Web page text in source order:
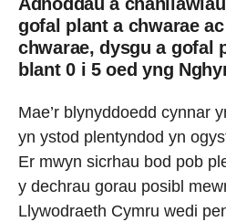
gofal plant a chwarae
chwarae, dysgu a gofal
blant 0 i 5 oed yng
Mae’r blynyddoedd cynnar
yn ystod plentyndod yn
Er mwyn sicrhau bod pob
y dechrau gorau posibl
Llywodraeth Cymru wedi